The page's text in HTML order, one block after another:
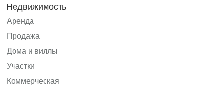
Недвижимость
Аренда
Продажа
Дома и виллы
Участки
Коммерческая